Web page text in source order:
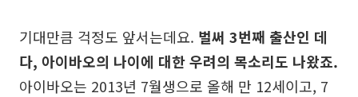
기대만큼 걱정도 앞서는데요. 벌써 3번째 출산인 데
다, 아이바오의 나이에 대한 우려의 목소리도 나왔죠.
아이바오는 2013년 7월생으로 올해 만 12세이고, 7